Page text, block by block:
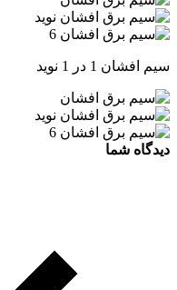
سیم افشان 1 در 1 نوید
دیدگاه شما